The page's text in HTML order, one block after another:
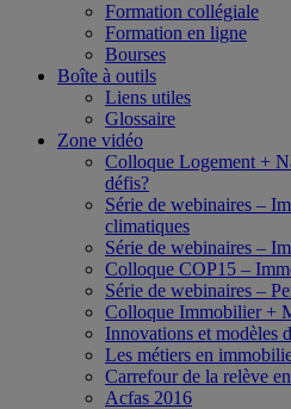
Formation collégiale
Formation en ligne
Bourses
Boîte à outils
Liens utiles
Glossaire
Zone vidéo
Colloque Logement +
défis?
Série de webinaires –
climatiques
Série de webinaires –
Colloque COP15 –
Série de webinaires –
Colloque Immobilier +
Innovations et modèles
Les métiers en
Carrefour de la relève
Acfas 2016